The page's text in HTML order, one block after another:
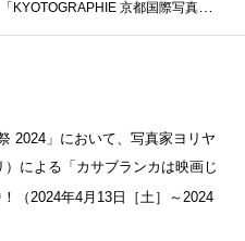
ヤス（ヤシン・アラウイ・イスマイリ）の「カサブランカは映画じゃない」がASPHODELにて開催中（4/13～5/12）
2024」 において、写真家ヨリヤ
による「カサブランカは映画じ
（2024年4月13日［土］～2024